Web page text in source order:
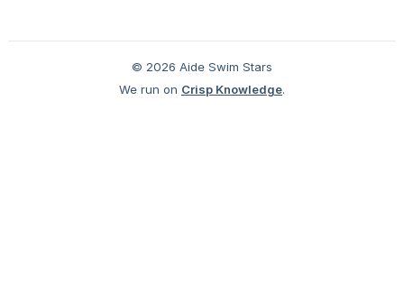
© 2026 Aide Swim Stars
We run on Crisp Knowledge.